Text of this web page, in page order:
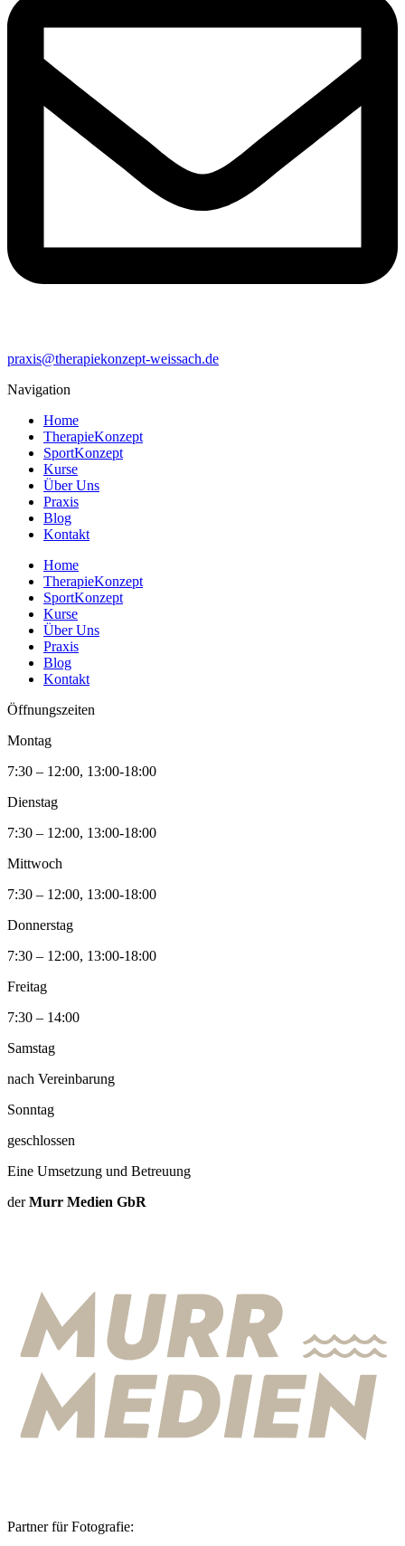
praxis@therapiekonzept-weissach.de
Navigation
Home
TherapieKonzept
SportKonzept
Kurse
Über Uns
Praxis
Blog
Kontakt
Home
TherapieKonzept
SportKonzept
Kurse
Über Uns
Praxis
Blog
Kontakt
Öffnungszeiten
Montag
7:30 – 12:00, 13:00-18:00
Dienstag
7:30 – 12:00, 13:00-18:00
Mittwoch
7:30 – 12:00, 13:00-18:00
Donnerstag
7:30 – 12:00, 13:00-18:00
Freitag
7:30 – 14:00
Samstag
nach Vereinbarung
Sonntag
geschlossen
Eine Umsetzung und Betreuung
derMurr Medien GbR
Partner für Fotografie: